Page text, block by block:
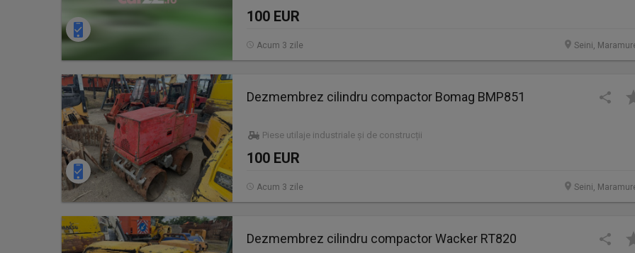
100 EUR
Seini,
Acum 3 zile
Dezmembrez cilindru compactor Bomag BMP851
Piese utilaje industriale și de construcții
100 EUR
Seini,
Acum 3 zile
Dezmembrez cilindru compactor Wacker RT820